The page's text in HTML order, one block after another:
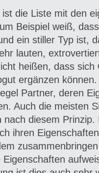
ist die Liste mit den
Beispiel weiß,
ein stiller Typ ist,
lauten,
heißen, dass sich
ergänzen
Partner, deren
Auch die meisten
diesem Prinzip.
ihren